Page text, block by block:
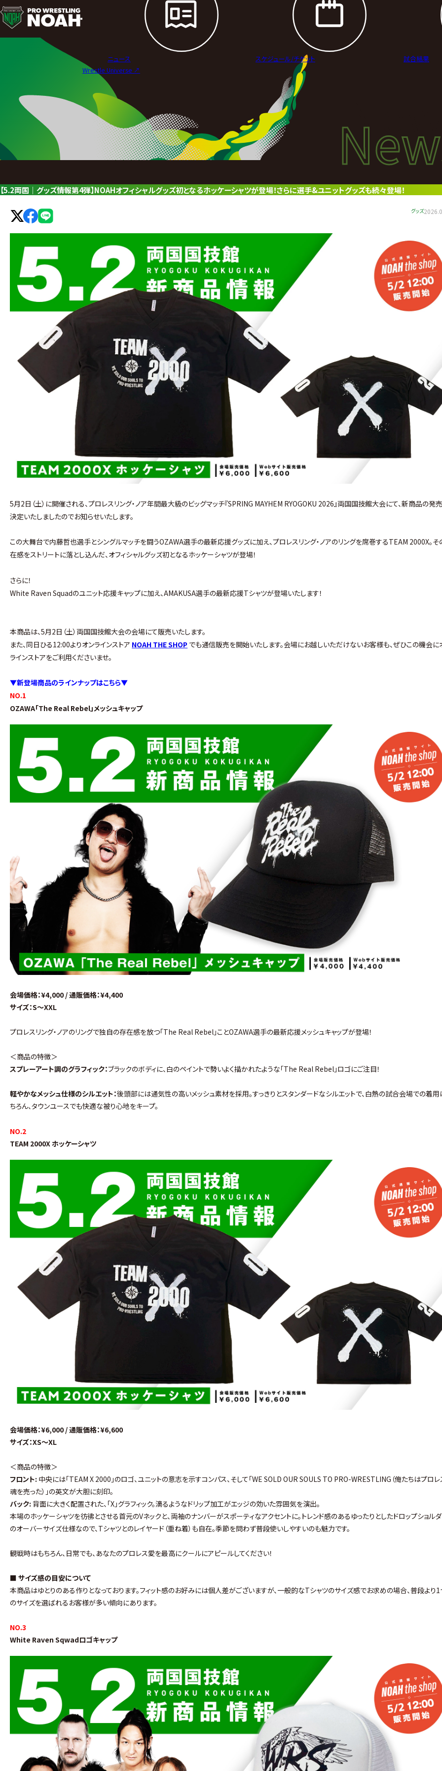
ニ
ュ
レ
ス
リ
グ・
サ
ニュース スケジュール/チケット
試合結果
Wrestle Universe ↗︎
ニ
【5.2両国｜グッズ情報第4弾】NOAHオフィシャルグッズ初となるホッケーシャツが登場！さらに選手&ユニットグッズも続々登場！
グッズ
5月2日（土）に開催される、プロレスリング・ノア年間最大級のビッグマッチ『SPRING MAYHEM RYOGOKU 2026』両国国技館大会にて、新商品の発
決定いたしましたのでお知らせいたします。
この大舞台で内藤哲也選手とシングルマッチを闘うOZAWA選手の最新応援グッズに加え、プロレスリング・ノアのリングを席巻するTEAM 2000X。そ
在感をストリートに落とし込んだ、オフィシャルグッズ初となるホッケーシャツが登場！
さらに！
White Raven Squadのユニット応援キャップに加え、AMAKUSA選手の最新応援Tシャツが登場いたします！
本商品は、5月2日（土）両国国技館大会の会場にて販売いたします。
また、同日ひる12:00よりオンラインストア NOAH THE SHOP でも通信販売を開始いたします。会場にお越しいただけないお客様も、ぜひこの機会に
ラインストアをご利用くださいませ。
▼新登場商品のラインナップはこちら▼
NO.1
OZAWA「The Real Rebel」メッシュキャップ
会場価格：¥4,000 / 通販価格：¥4,400
サイズ：S～XXL
プロレスリング・ノアのリングで独自の存在感を放つ「The Real Rebel」ことOZAWA選手の最新応援メッシュキャップが登場！
＜商品の特徴＞
スプレーアート調のグラフィック：ブラックのボディに、白のペイントで勢いよく描かれたような「The Real Rebel」ロゴにご注目！
軽やかなメッシュ仕様のシルエット：後頭部には通気性の高いメッシュ素材を採用。すっきりとスタンダードなシルエットで、白熱の試合会場での着
ちろん、タウンユースでも快適な被り心地をキープ。
NO.2
TEAM 2000X ホッケーシャツ
会場価格：¥6,000 / 通販価格：¥6,600
サイズ：XS～XL
＜商品の特徴＞
フロント: 中央には「TEAM X 2000」のロゴ、ユニットの意志を示すコンパス、そして「WE SOLD OUR SOULS TO PRO-WRESTLING（俺たちはプロ
魂を売った）」の英文が大胆に刻印。
バック:背面に大きく配置された、「X」グラフィック。滴るようなドリップ加工がエッジの効いた雰囲気を演出。
本場のホッケーシャツを彷彿とさせる首元のVネックと、両袖のナンバーがスポーティなアクセントに。トレンド感のあるゆったりとしたドロップショル
のオーバーサイズ仕様なので、Tシャツとのレイヤード（重ね着）も自在。季節を問わず普段使いしやすいのも魅力です。
観戦時はもちろん、日常でも、あなたのプロレス愛を最高にクールにアピールしてください！
■ サイズ感の目安について
本商品はゆとりのある作りとなっております。フィット感のお好みには個人差がございますが、一般的なTシャツのサイズ感でお求めの場合、普段より
のサイズを選ばれるお客様が多い傾向にあります。
NO.3
White Raven Sqwadロゴキャップ